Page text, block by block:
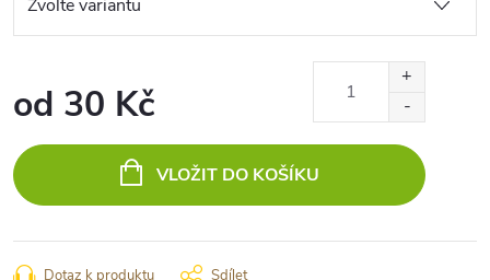
od 30 Kč
cena:
VLOŽIT DO KOŠÍKU
Dotaz k produktu Sdílet